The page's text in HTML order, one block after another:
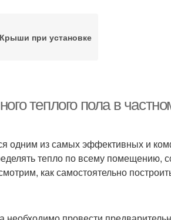
Крыши при установке
теплого пола в
одним из самых эффективных и
тепло по всему помещению,
как самостоятельно